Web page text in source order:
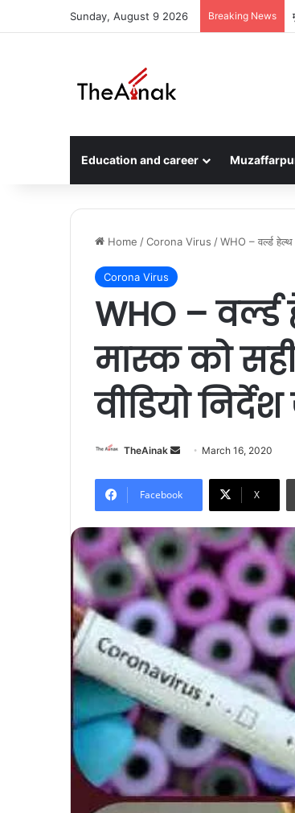
Sunday, August 9 2026 Breaking News
Education and career
Home /Corona Virus /WHO – वर्ल्ड हेल्थ
Corona Virus
WHO –
मास्क को
वीडियो
TheAinak
Send March 16, 2020
Facebook X